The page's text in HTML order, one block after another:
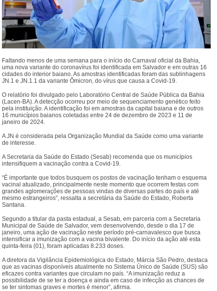
Faltando menos de uma semana para o início do Carnaval oficial da Bahia,
uma nova variante do coronavírus foi identificada em Salvador e em outras 16
cidades do interior baiano. As amostras identificadas foram das sublinhagens
JN.1 e JN.1.1 da variante Ômicron, do vírus que causa a Covid-19.
O relatório foi divulgado pelo Laboratório Central de Saúde Pública da Bahia
(Lacen-BA). A detecção ocorreu por meio de sequenciamento genético feito
pela instituição. A identificação foi em amostras da capital baiana e de outros
16 municípios baianos coletadas entre 24 de dezembro de 2023 e 11 de
janeiro de 2024.
A JN é considerada pela Organização Mundial da Saúde como uma variante
de interesse.
A Secretaria da Saúde do Estado (Sesab) recomenda que os municípios
intensifiquem a vacinação contra a Covid-19.
“É importante que todos busquem os postos de vacinação tenham o esquema
vacinal atualizado, principalmente neste momento que ocorrem festas com
grandes aglomerações de pessoas vindas de diversas partes do país e até
mesmo estrangeiros”, ressalta a secretária da Saúde do Estado, Roberta
Santana.
Segundo a titular da pasta estadual, a Sesab, em parceria com a Secretaria
Municipal de Saúde de Salvador, vem desenvolvendo, desde o dia 17 de
janeiro, uma ação de vacinação neste período pré-carnavalesco que busca
intensificar a imunização com a vacina bivalente. Do início da ação até esta
quinta-feira (01), foram aplicadas 8.233 doses.
A diretora da Vigilância Epidemiológica do Estado, Márcia São Pedro, destaca
que as vacinas disponíveis atualmente no Sistema Único de Saúde (SUS) são
eficazes contra variantes que circulam no país. “A imunização reduz a
possibilidade de se ter a doença e ainda em caso de infecção as chances de
se ter sintomas graves e mortes é menor”, afirma.